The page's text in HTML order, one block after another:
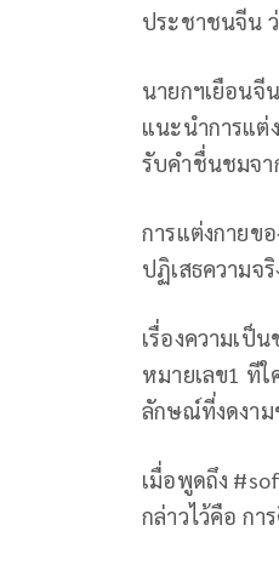
ประชาชนจีน
นายกฯเยือนจี
แนะนำการแต่
รับคำชื่นชมจา
การแต่งกายข
ปฏิเสธความจ
เรื่องความเป็
หมายเลข1 ที
ลักษณ์ที่งดงาม
เมื่อพูดถึง
กล่าวไว้คือ กา